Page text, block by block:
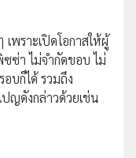
พราะเปิดโอกาสให้ผู้
ซ่า ไม่จำกัดขอบ ไม่
บก็ได้ รวมถึง
ญดังกล่าวด้วยเช่น